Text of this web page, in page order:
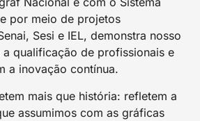
por meio de projetos
Sesi e IEL, demonstra nosso
qualificação de profissionais e
a inovação contínua.
mais que história: refletem a
assumimos com as gráficas